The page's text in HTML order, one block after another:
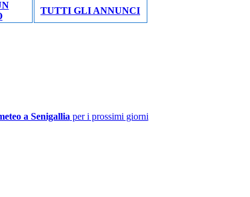
TUTTI GLI ANNUNCI
a Senigallia per i prossimi giorni